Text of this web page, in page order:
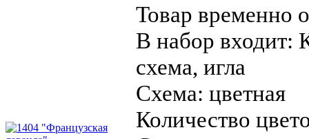
Товар временно
В набор входит:
схема, игла
Схема: цветная
Количество